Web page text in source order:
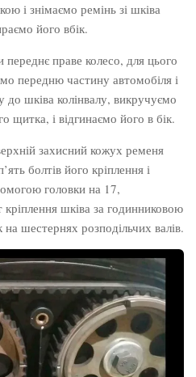
і знімаємо ремінь зі шківа
його вбік.
переднє праве колесо, для цього
передню частину автомобіля і
до шківа колінвалу, викручуємо
щитка, і відгинаємо його в бік.
захисний кожух ременя
болтів його кріплення і
головки на 17,
кріплення шківа за годинниковою
шестернях розподільчих валів.